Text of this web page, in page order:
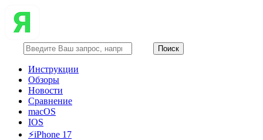
Инструкции
Обзоры
Новости
Сравнение
macOS
IOS
⚡️iPhone 17